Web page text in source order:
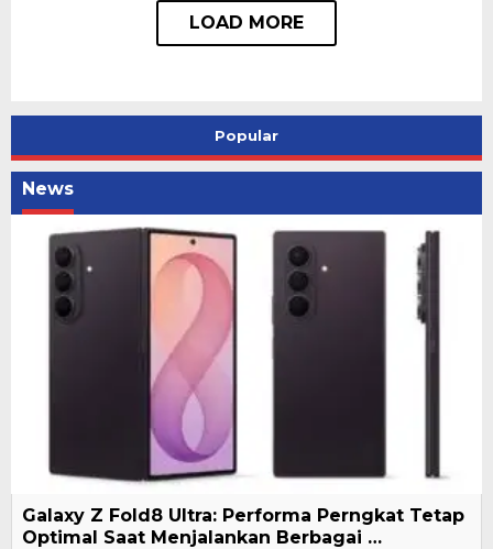
Popular
News
Galaxy Z Fold8 Ultra: Performa Perngkat Tetap
Optimal Saat Menjalankan Berbagai …